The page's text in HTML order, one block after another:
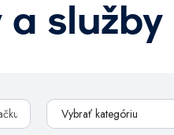
a služby
Vybrať kategóriu